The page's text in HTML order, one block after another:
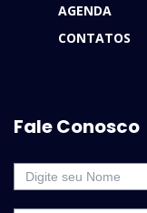
AGENDA
CONTATOS
Fale Conosco